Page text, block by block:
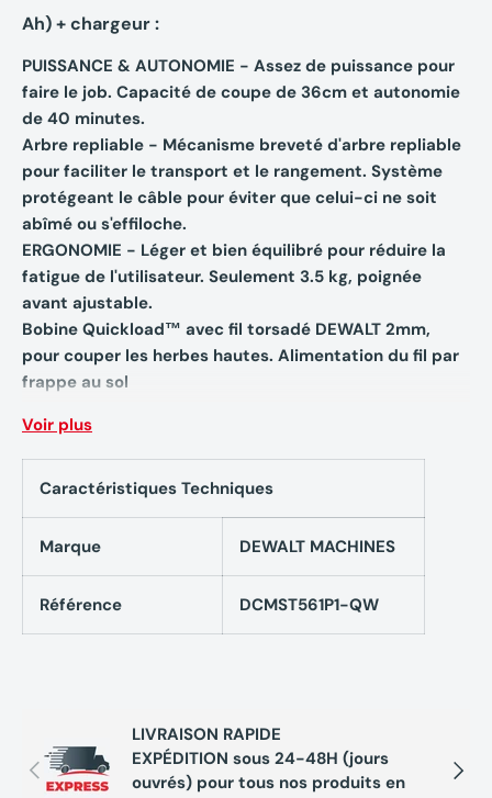
Ah) + chargeur :
PUISSANCE & AUTONOMIE - Assez de puissance pour
faire le job. Capacité de coupe de 36cm et autonomie
de 40 minutes.
Arbre repliable - Mécanisme breveté d'arbre repliable
pour faciliter le transport et le rangement. Système
protégeant le câble pour éviter que celui-ci ne soit
abîmé ou s'effiloche.
ERGONOMIE - Léger et bien équilibré pour réduire la
fatigue de l'utilisateur. Seulement 3.5 kg, poignée
avant ajustable.
Bobine Quickload™ avec fil torsadé DEWALT 2mm,
pour couper les herbes hautes. Alimentation du fil par
frappe au sol
Caractéristiques techniques Coupe-bordures
Puissance de la batterie 18 Volts
Capacité de la batterie 5 Ah
Temps de charge 75 min
Sans balai Oui
Largeur de coupe 36 cm
Diamètre du fil de coupe 2 mm
Voir plus
Caractéristiques Techniques
Marque DEWALT MACHINES
Référence DCMST561P1-QW
Précédent
LIVRAISON RAPIDE
EXPÉDITION sous 24-48H (jours
ouvrés) pour tous nos produits en